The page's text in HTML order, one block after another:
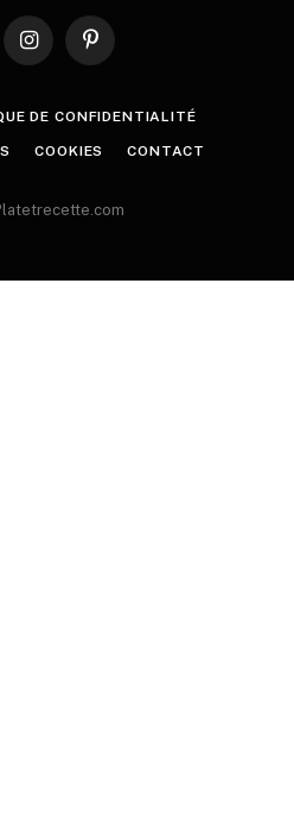
InstagramPinterest
DE CONFIDENTIALITÉ
COOKIES CONTACT